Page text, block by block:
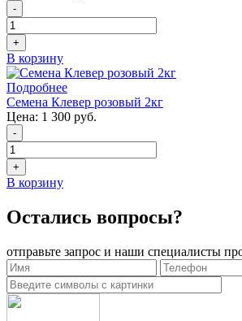
-
+
В корзину
Подробнее
Семена Клевер розовый 2кг
Цена: 1 300 руб.
-
+
В корзину
Остались вопросы?
отправьте запрос и наши специалисты